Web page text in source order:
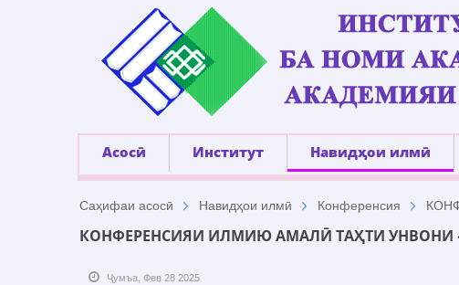
Асосӣ Институт Навидҳои илмӣ
Саҳифаи асосӣ Навидҳои илмӣ Конференсия
КОНФЕРЕНСИЯИ ИЛМИЮ АМАЛӢ ТАҲТИ УНВОНИ
Ҷумъа, Фев 28 2025